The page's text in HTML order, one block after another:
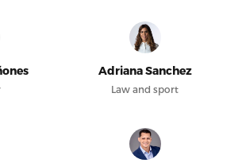
Adriana Sanchez
Law and sport